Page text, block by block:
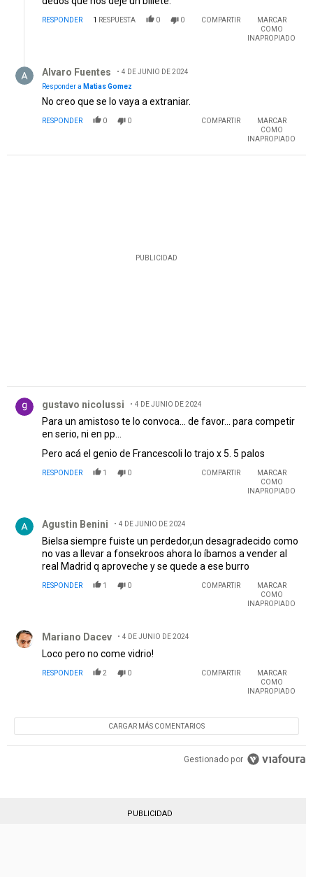
RESPONDER 1 RESPUESTA 0 0 COMPARTIR
MARCAR
COMO
INAPROPIADO
Alvaro Fuentes
4 DE JUNIO DE 2024
Responder a Matias Gomez
No creo que se lo vaya a extraniar.
RESPONDER 0 0 COMPARTIR
MARCAR
COMO
INAPROPIADO
PUBLICIDAD
gustavo nicolussi 4 DE JUNIO DE 2024
Para un amistoso te lo convoca... de favor... para competir
en serio, ni en pp...
Pero acá el genio de Francescoli lo trajo x 5. 5 palos
RESPONDER 1 0 COMPARTIR
MARCAR
COMO
INAPROPIADO
Agustin Benini 4 DE JUNIO DE 2024
Bielsa siempre fuiste un perdedor,un desagradecido como
no vas a llevar a fonsekroos ahora lo íbamos a vender al
real Madrid q aproveche y se quede a ese burro
RESPONDER 1 0 COMPARTIR
MARCAR
COMO
INAPROPIADO
Mariano Dacev 4 DE JUNIO DE 2024
Loco pero no come vidrio!
RESPONDER 2 0 COMPARTIR
MARCAR
COMO
INAPROPIADO
CARGAR MÁS COMENTARIOS
Gestionado por
PUBLICIDAD